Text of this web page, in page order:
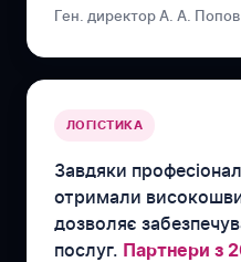
Ген. директор А. А. Попов
ЛОГІСТИКА
Завдяки
отримали
дозволяє
послуг. Партнери з